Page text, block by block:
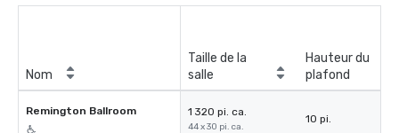
Nom
Taille de la
salle
Hauteur du
plafond
Remington Ballroom 1 320 pi. ca.
44 x 30 pi. ca.
10 pi.